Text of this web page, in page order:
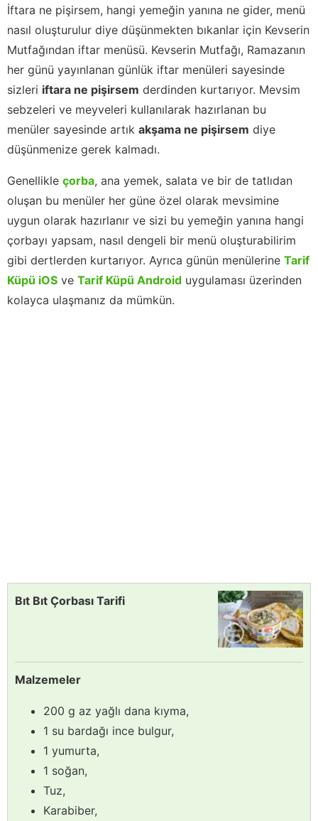
İftara ne pişirsem, hangi yemeğin yanına ne gider, menü
nasıl oluşturulur diye düşünmekten bıkanlar için Kevserin
Mutfağından iftar menüsü. Kevserin Mutfağı, Ramazanın
her günü yayınlanan günlük iftar menüleri sayesinde
sizleri iftara ne pişirsem derdinden kurtarıyor. Mevsim
sebzeleri ve meyveleri kullanılarak hazırlanan bu
menüler sayesinde artık akşama ne pişirsem diye
düşünmenize gerek kalmadı.
Genellikle çorba, ana yemek, salata ve bir de tatlıdan
oluşan bu menüler her güne özel olarak mevsimine
uygun olarak hazırlanır ve sizi bu yemeğin yanına hangi
çorbayı yapsam, nasıl dengeli bir menü oluşturabilirim
gibi dertlerden kurtarıyor. Ayrıca günün menülerine Tarif
Küpü iOS ve Tarif Küpü Android uygulaması üzerinden
kolayca ulaşmanız da mümkün.
Bıt Bıt Çorbası Tarifi
Malzemeler
200 g az yağlı dana kıyma,
1 su bardağı ince bulgur,
1 yumurta,
1 soğan,
Tuz,
Karabiber,